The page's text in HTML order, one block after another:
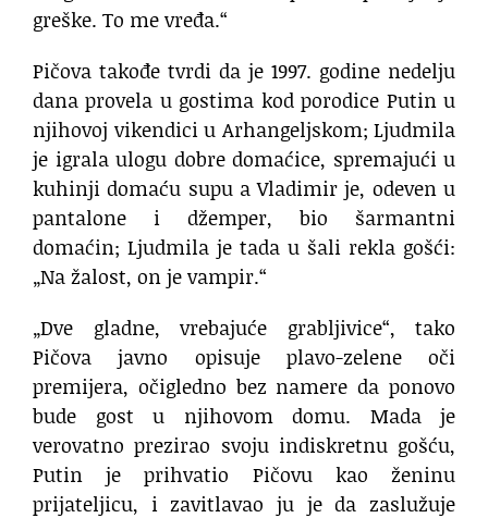
greške. To me vređa.“
Pičova takođe tvrdi da je 1997. godine nedelju
dana provela u gostima kod porodice Putin u
njihovoj vikendici u Arhangeljskom; Ljudmila
je igrala ulogu dobre domaćice, spremajući u
kuhinji domaću supu a Vladimir je, odeven u
pantalone i džemper, bio šarmantni
domaćin; Ljudmila je tada u šali rekla gošći:
„Na žalost, on je vampir.“
„Dve gladne, vrebajuće grabljivice“, tako
Pičova javno opisuje plavo-zelene oči
premijera, očigledno bez namere da ponovo
bude gost u njihovom domu. Mada je
verovatno prezirao svoju indiskretnu gošću,
Putin je prihvatio Pičovu kao ženinu
prijateljicu, i zavitlavao ju je da zaslužuje